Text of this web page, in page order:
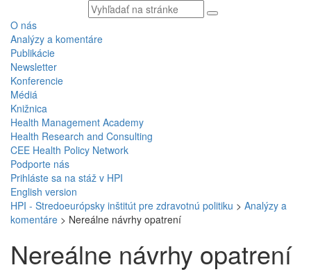
Vyhľadávaný
text
O nás
Analýzy a komentáre
Publikácie
Newsletter
Konferencie
Médiá
Knižnica
Health Management Academy
Health Research and Consulting
CEE Health Policy Network
Podporte nás
Prihláste sa na stáž v HPI
English version
HPI - Stredoeurópsky inštitút pre zdravotnú politiku > Analýzy a
komentáre > Nereálne návrhy opatrení
Nereálne návrhy opatrení